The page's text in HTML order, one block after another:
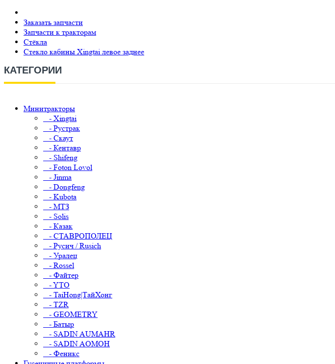
Заказать запчасти
Запчасти к тракторам
Стёкла
Стекло кабины Xingtai левое заднее
КАТЕГОРИИ
Минитракторы
- Xingtai
- Рустрак
- Скаут
- Кентавр
- Shifeng
- Foton Lovol
- Jinma
- Dongfeng
- Kubota
- МТЗ
- Solis
- Казак
- СТАВРОПОЛЕЦ
- Русич / Rusich
- Уралец
- Rossel
- Файтер
- YTO
- TaiHong|ТайХонг
- TZR
- GEOMETRY
- Батыр
- SADIN AUMAHR
- SADIN AOMOH
- Феникс